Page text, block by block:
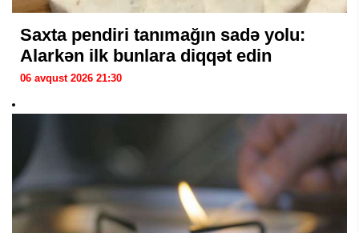
Saxta pendiri tanımağın sadə yolu:
Alarkən ilk bunlara diqqət edin
06 avqust 2026 21:30